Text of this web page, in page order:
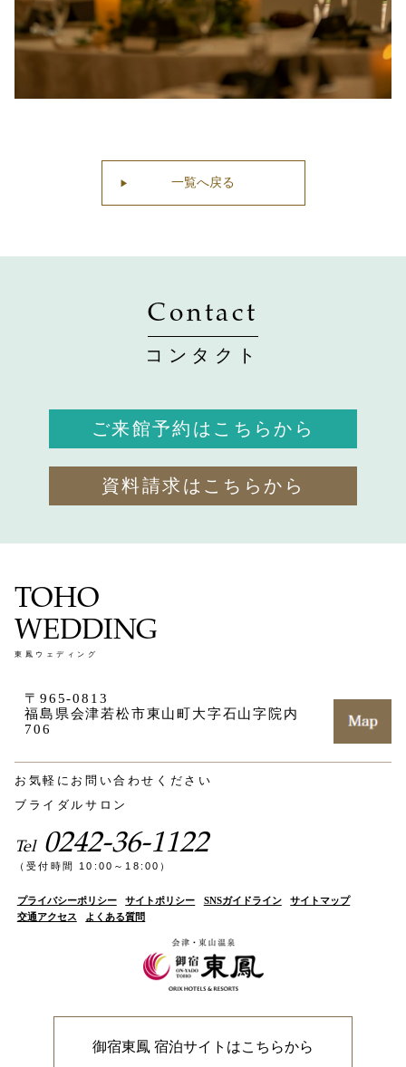
一覧へ戻る
Contact
コンタクト
ご来館予約はこちらから
資料請求はこちらから
TOHO
WEDDING
東鳳ウェディング
〒965-0813
福島県会津若松市東山町大字石山字院内
706
お気軽にお問い合わせください
ブライダルサロン
Tel 0242-36-1122
（受付時間 10:00～18:00）
プライバシーポリシー サイトポリシー SNSガイドライン
サイトマップ
交通アクセス
よくある質問
御宿東鳳 宿泊サイトはこちらから